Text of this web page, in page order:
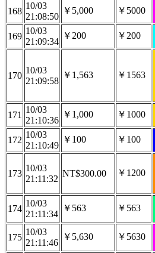
168
10/03
21:08:50
￥5,000 ￥5000
169
10/03
21:09:34
￥200 ￥200
170
10/03
21:09:58
￥1,563 ￥1563
171
10/03
21:10:36
￥1,000 ￥1000
172
10/03
21:10:49
￥100 ￥100
173
10/03
21:11:32
NT$300.00 ￥1200
174
10/03
21:11:34
￥563 ￥563
175
10/03
21:11:46
￥5,630 ￥5630